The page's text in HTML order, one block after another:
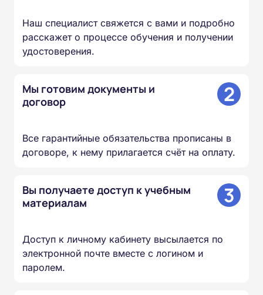
Наш специалист свяжется с вами и подробно
расскажет о процессе обучения и получении
удостоверения.
Мы готовим документы и
договор
2
Все гарантийные обязательства прописаны в
договоре, к нему прилагается счёт на оплату.
Вы получаете доступ к учебным
материалам
3
Доступ к личному кабинету высылается по
электронной почте вместе с логином и
паролем.